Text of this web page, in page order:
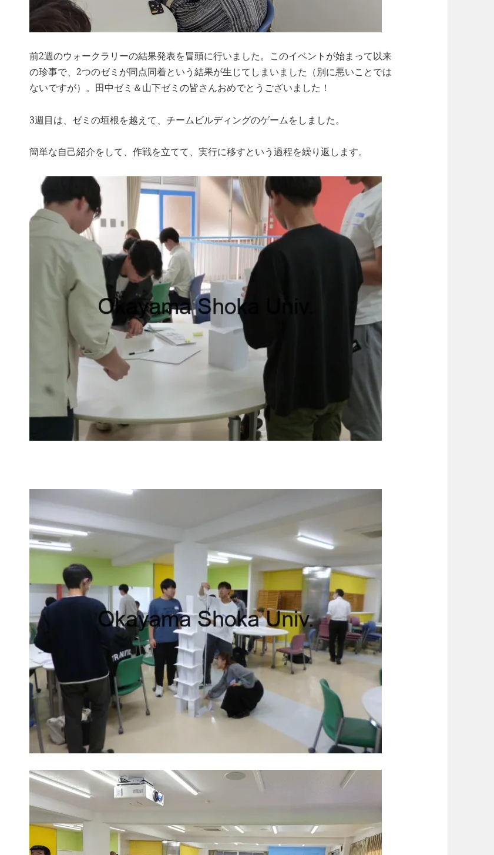
前2週のウォークラリーの結果発表を冒頭に行いました。このイベントが始まって以来
の珍事で、2つのゼミが同点同着という結果が生じてしまいました（別に悪いことでは
ないですが）。田中ゼミ＆山下ゼミの皆さんおめでとうございました！
3週目は、ゼミの垣根を越えて、チームビルディングのゲームをしました。
簡単な自己紹介をして、作戦を立てて、実行に移すという過程を繰り返します。